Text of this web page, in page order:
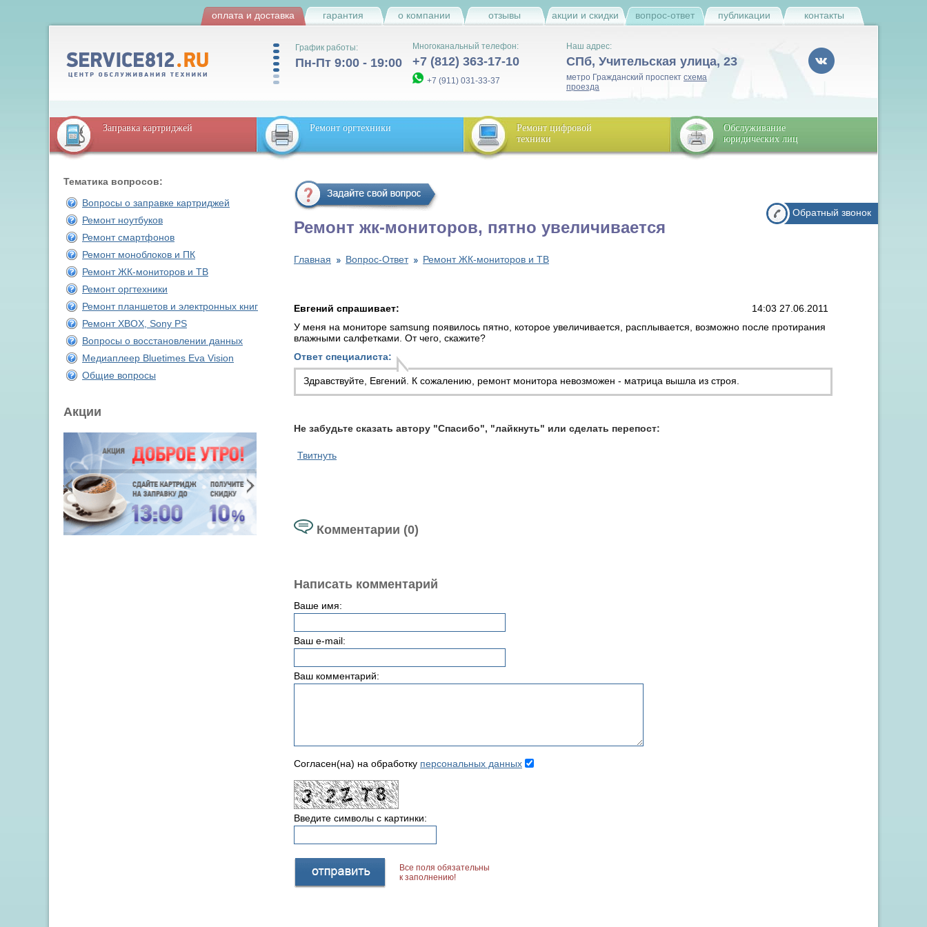
оплата и доставка гарантия о компании отзывы акции и скидки вопрос-ответ публикации контакты
График работы:
Пн-Пт 9:00 - 19:00
Многоканальный телефон:
+7 (812) 363-17-10
+7 (911) 031-33-37
Наш адрес:
СПб, Учительская улица, 23
метро Гражданский проспект схема
проезда
Заправка картриджей Ремонт оргтехники
Ремонт цифровой
техники
Обслуживание
юридических лиц
Тематика вопросов:
Вопросы о заправке картриджей
Ремонт ноутбуков
Ремонт смартфонов
Ремонт моноблоков и ПК
Ремонт ЖК-мониторов и ТВ
Ремонт оргтехники
Ремонт планшетов и электронных книг
Ремонт XBOX, Sony PS
Вопросы о восстановлении данных
Медиаплеер Bluetimes Eva Vision
Общие вопросы
Акции
Ремонт жк-мониторов, пятно увеличивается
Главная Вопрос-Ответ Ремонт ЖК-мониторов и ТВ
Евгений спрашивает:
14:03 27.06.2011
У меня на мониторе samsung появилось пятно, которое увеличивается, расплывается, возможно после протирания
влажными салфетками. От чего, скажите?
Ответ специалиста:
Здравствуйте, Евгений. К сожалению, ремонт монитора невозможен - матрица вышла из строя.
Не забудьте сказать автору "Спасибо", "лайкнуть" или сделать перепост:
Твитнуть
Комментарии (0)
Написать комментарий
Ваше имя:
Ваш e-mail:
Ваш комментарий:
Согласен(на) на обработку персональных данных
Введите символы с картинки:
Все поля обязательны
к заполнению!
Обратный звонок